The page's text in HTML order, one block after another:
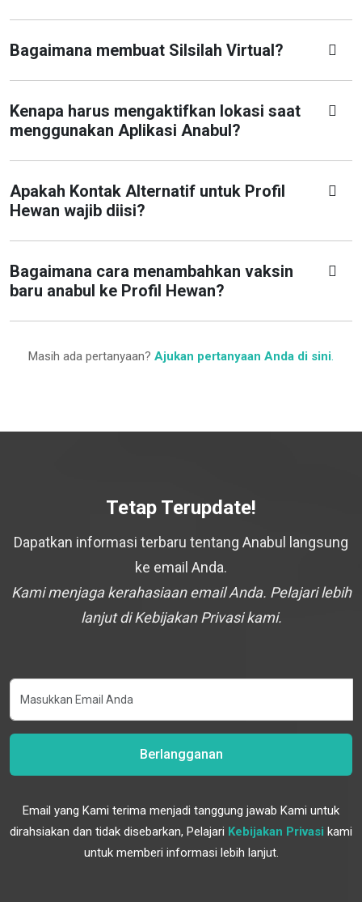
Bagaimana membuat Silsilah Virtual?
Kenapa harus mengaktifkan lokasi saat
menggunakan Aplikasi Anabul?
Apakah Kontak Alternatif untuk Profil
Hewan wajib diisi?
Bagaimana cara menambahkan vaksin
baru anabul ke Profil Hewan?
Masih ada pertanyaan? Ajukan pertanyaan Anda di sini.
Tetap Terupdate!
Dapatkan informasi terbaru tentang Anabul langsung
ke email Anda.
Kami menjaga kerahasiaan email Anda. Pelajari lebih
lanjut di Kebijakan Privasi kami.
Berlangganan
Email yang Kami terima menjadi tanggung jawab Kami untuk
dirahsiakan dan tidak disebarkan, Pelajari Kebijakan Privasi kami
untuk memberi informasi lebih lanjut.